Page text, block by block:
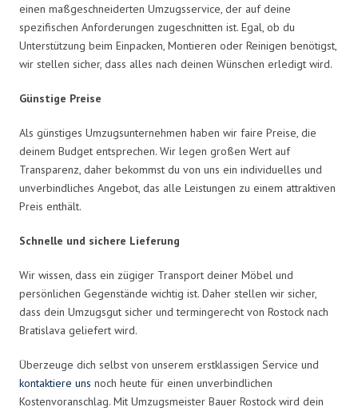
einen maßgeschneiderten Umzugsservice, der auf deine
spezifischen Anforderungen zugeschnitten ist. Egal, ob du
Unterstützung beim Einpacken, Montieren oder Reinigen benötigst,
wir stellen sicher, dass alles nach deinen Wünschen erledigt wird.
Günstige Preise
Als günstiges Umzugsunternehmen haben wir faire Preise, die
deinem Budget entsprechen. Wir legen großen Wert auf
Transparenz, daher bekommst du von uns ein individuelles und
unverbindliches Angebot, das alle Leistungen zu einem attraktiven
Preis enthält.
Schnelle und sichere Lieferung
Wir wissen, dass ein zügiger Transport deiner Möbel und
persönlichen Gegenstände wichtig ist. Daher stellen wir sicher,
dass dein Umzugsgut sicher und termingerecht von Rostock nach
Bratislava geliefert wird.
Überzeuge dich selbst von unserem erstklassigen Service und
kontaktiere uns noch heute für einen unverbindlichen
Kostenvoranschlag. Mit Umzugsmeister Bauer Rostock wird dein